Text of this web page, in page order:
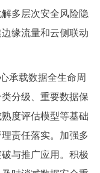
多层次安全风险隐
缘流量和云侧联动
载数据全生命周
分级、重要数据保
度评估模型等基础
责任落实。加强多
与推广应用。积极